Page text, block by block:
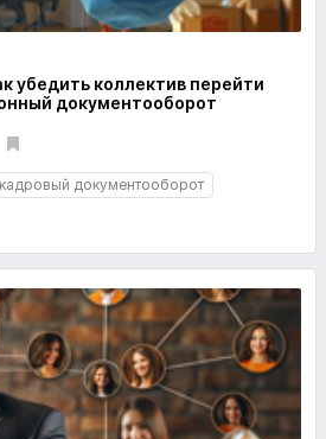
убедить коллектив перейти
документооборот
документооборот